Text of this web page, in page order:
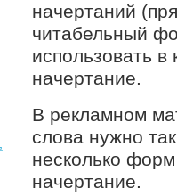
начертаний
читабельный
использовать
начертание.
В рекламном
слова нужно
несколько
начертание.